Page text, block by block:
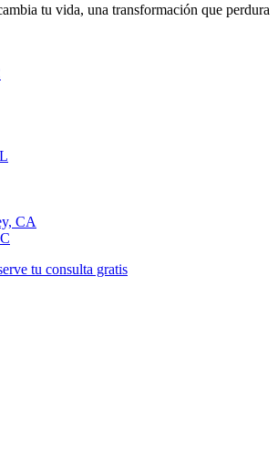
tu vida, una transformación que perdura
CA
tu consulta gratis